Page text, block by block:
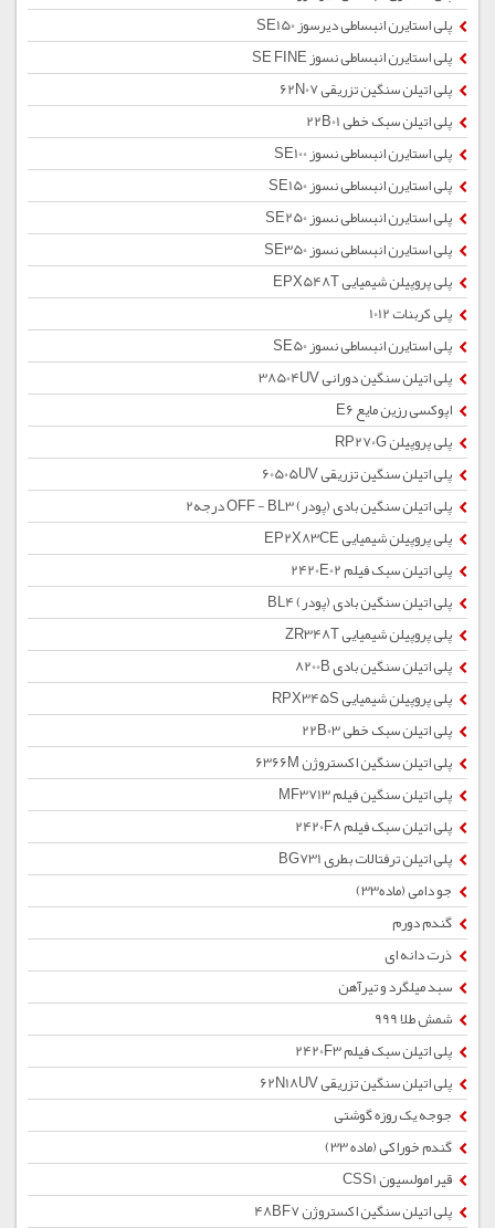
پلی استایرن انبساطی دیرسوز SE150
پلی استایرن انبساطی نسوز SE FINE
پلی اتیلن سنگین تزریقی 62N07
پلی اتیلن سبک خطی 22B01
پلی استایرن انبساطی نسوز SE100
پلی استایرن انبساطی نسوز SE150
پلی استایرن انبساطی نسوز SE250
پلی استایرن انبساطی نسوز SE350
پلی پروپیلن شیمیایی EPX548T
پلی کربنات 1012
پلی استایرن انبساطی نسوز SE50
پلی اتیلن سنگین دورانی 38504UV
اپوکسی رزین مایع E6
پلی پروپیلن RP270G
پلی اتیلن سنگین تزریقی 60505UV
پلی اتیلن سنگین بادی (پودر) OFF - BL3 درجه2
پلی پروپیلن شیمیایی EP2X83CE
پلی اتیلن سبک فیلم 2420E02
پلی اتیلن سنگین بادی (پودر) BL4
پلی پروپیلن شیمیایی ZR348T
پلی اتیلن سنگین بادی 8200B
پلی پروپیلن شیمیایی RPX345S
پلی اتیلن سبک خطی 22B03
پلی اتیلن سنگین اکستروژن 6366M
پلی اتیلن سنگین فیلم MF3713
پلی اتیلن سبک فیلم 2420F8
پلی اتیلن ترفتالات بطری BG731
جو دامی (ماده33)
گندم دورم
ذرت دانه ای
سبد میلگرد و تیرآهن
شمش طلا 999
پلی اتیلن سبک فیلم 2420F3
پلی اتیلن سنگین تزریقی 62N18UV
جوجه یک روزه گوشتی
گندم خوراکی (ماده 33)
قیر امولسیون CSS1
پلی اتیلن سنگین اکستروژن 48BF7